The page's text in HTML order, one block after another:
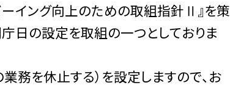
ーイング向上のための取組指針Ⅱ』を策
日の設定を取組の一つとしておりま
務を休止する）を設定しますので、お